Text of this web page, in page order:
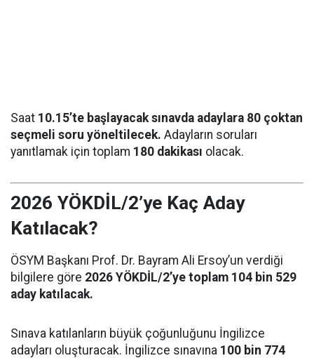
Saat 10.15’te başlayacak sınavda adaylara 80 çoktan
seçmeli soru yöneltilecek. Adayların soruları
yanıtlamak için toplam 180 dakikası olacak.
2026 YÖKDİL/2’ye Kaç Aday
Katılacak?
ÖSYM Başkanı Prof. Dr. Bayram Ali Ersoy’un verdiği
bilgilere göre 2026 YÖKDİL/2’ye toplam 104 bin 529
aday katılacak.
Sınava katılanların büyük çoğunluğunu İngilizce
adayları oluşturacak. İngilizce sınavına 100 bin 774